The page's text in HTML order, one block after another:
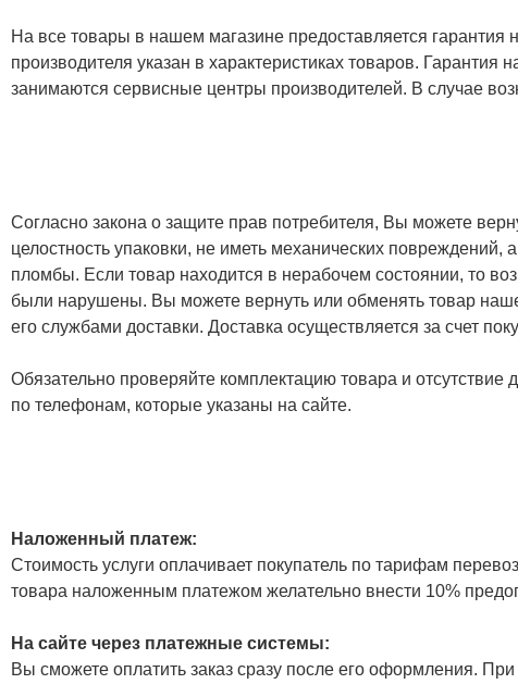
На все товары в нашем магазине предоставляется гарантия
производителя указан в характеристиках товаров.
занимаются сервисные центры производителей. В случае
Согласно закона о защите прав потребителя, Вы можете
целостность упаковки, не иметь механических
пломбы. Если товар находится в нерабочем состоянии, то
были нарушены. Вы можете вернуть или обменять товар
его службами доставки. Доставка осуществляется за счет
Обязательно проверяйте комплектацию товара и
по телефонам, которые указаны на сайте.
Наложенный платеж:
Стоимость услуги оплачивает покупатель по тарифам
товара наложенным платежом желательно внести 10%
На сайте через платежные системы:
Вы сможете оплатить заказ сразу после его оформления.